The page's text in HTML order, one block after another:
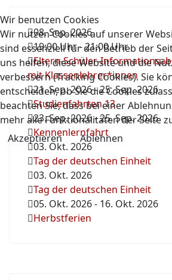
08. Sep. 2026
19:00 Uhr-21:00 Uhr
Eltern-Schüler-
mit Klassenlehrer*innen
21. Sep. 2026-25. Sep. 2026
Studienfahrten 13
23. Sep. 2026-25. Sep. 2026
Kennenlernfahrt
03. Okt. 2026
Tag der deutschen Einheit
03. Okt. 2026
Tag der deutschen Einheit
05. Okt. 2026- 16. Okt. 2026
Herbstferien
Wir benutzen Cookies
Wir nutzen Cookies auf unserer
sind essenziell für den Betrieb der
uns helfen, diese Website und die
verbessern (Tracking Cookies). Sie
entscheiden, ob Sie die Cookies
beachten Sie, dass bei einer
mehr alle Funktionalitäten der Seite
Akzeptieren
Ablehnen